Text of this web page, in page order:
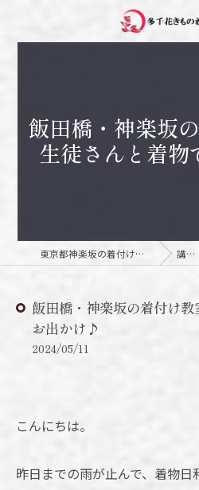
飯田橋・神楽坂
生徒さんと着
東京都神楽坂の着付け教室なら多千花きもの着付け教室 講師日記
飯田橋・神楽坂の着付け
お出かけ♪
2024/05/11
こんにちは。
昨日までの雨が止んで、着物